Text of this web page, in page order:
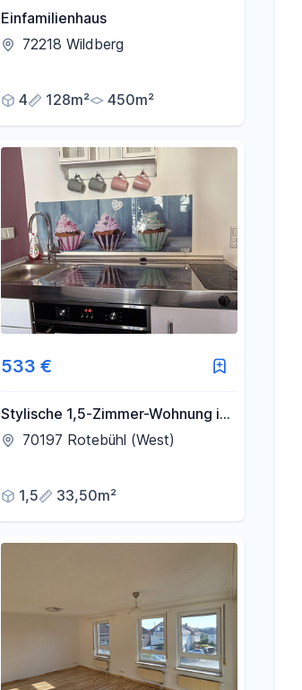
Einfamilienhaus
72218 Wildberg
4 128m² 450m²
533 €
Stylische 1,5-Zimmer-Wohnung in
Stuttgart-West
70197 Rotebühl (West)
1,5 33,50m²